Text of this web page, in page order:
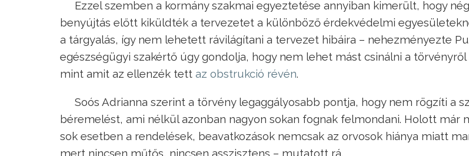
Ezzel szemben a kormány szakmai egyeztetése annyiban kimerült, hogy
benyújtás előtt kiküldték a tervezetet a különböző érdekvédelmi
a tárgyalás, így nem lehetett rávilágítani a tervezet hibáira – nehezményezte
egészségügyi szakértő úgy gondolja, hogy nem lehet mást csinálni a törvényről
mint amit az ellenzék tett az obstrukció révén.
Soós Adrianna szerint a törvény legaggályosabb pontja, hogy nem rögzíti a
béremelést, ami nélkül azonban nagyon sokan fognak felmondani. Holott már
sok esetben a rendelések, beavatkozások nemcsak az orvosok hiánya miatt
mert nincsen műtős, nincsen asszisztens – mutatott rá.